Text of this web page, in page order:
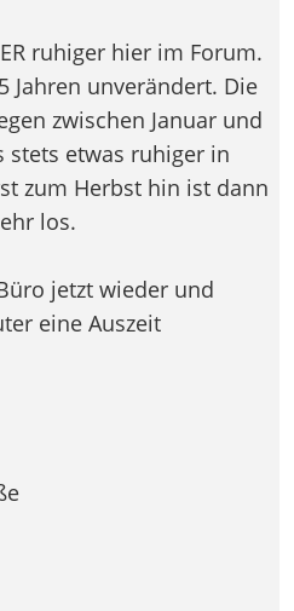
ruhiger hier im Forum.
Jahren unverändert. Die
zwischen Januar und
stets etwas ruhiger in
zum Herbst hin ist dann
los.
jetzt wieder und
eine Auszeit